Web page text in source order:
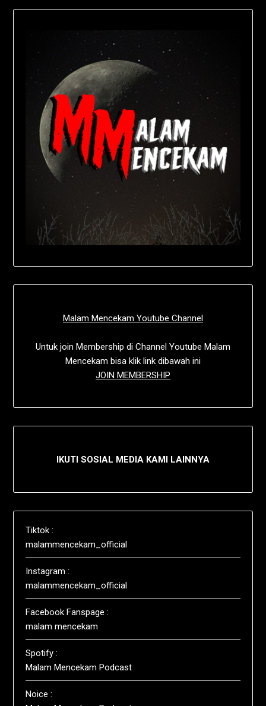
Malam Mencekam Youtube Channel
Untuk join Membership di Channel Youtube Malam
Mencekam bisa klik link dibawah ini
JOIN MEMBERSHIP
IKUTI SOSIAL MEDIA KAMI LAINNYA
Tiktok :
malammencekam_official
Instagram :
malammencekam_official
Facebook Fanspage :
malam mencekam
Spotify :
Malam Mencekam Podcast
Noice :